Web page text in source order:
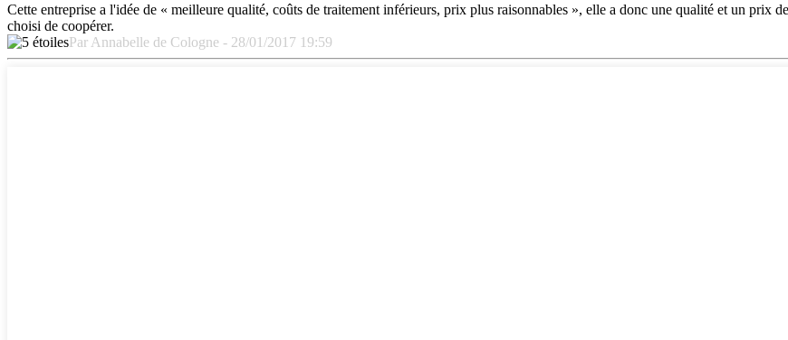
Cette entreprise a l'idée de « meilleure qualité, coûts de traitement inférieurs, prix plus raisonnables », elle a donc une qualité et un prix
choisi de coopérer.
Par Annabelle de Cologne - 28/01/2017 19:59